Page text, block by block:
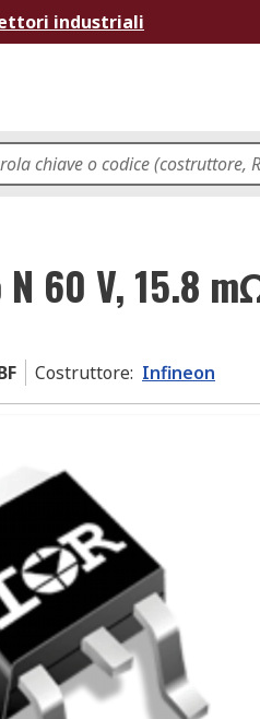
industriali
N 60 V, 15.8
Costruttore: Infineon